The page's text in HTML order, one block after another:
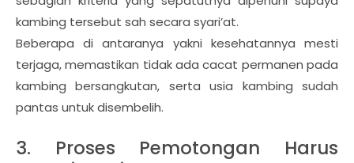
kambing tersebut sah secara syari’at.
Beberapa di antaranya yakni kesehatannya mesti
terjaga, memastikan tidak ada cacat permanen pada
kambing bersangkutan, serta usia kambing sudah
pantas untuk disembelih.
3. Proses Pemotongan Harus